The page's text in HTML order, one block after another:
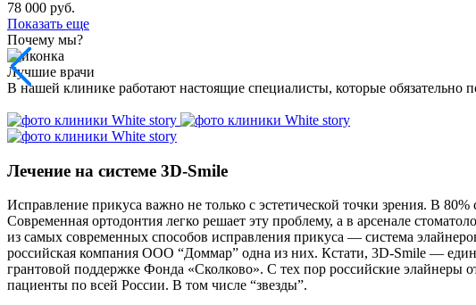
78 000 руб.
Показать еще
Почему мы?
Лучшие врачи
В нашей клинике работают настоящие специалисты, которые обязательно
Лечение на системе 3D-Smile
Исправление прикуса важно не только с эстетической точки зрения. В
Современная ортодонтия легко решает эту проблему, а в арсенале
из самых современных способов исправления прикуса — система
российская компания ООО “Доммар” одна из них. Кстати, 3D-Smile —
грантовой поддержке Фонда «Сколково». С тех пор российские элайнеры
пациенты по всей России. В том числе “звезды”.